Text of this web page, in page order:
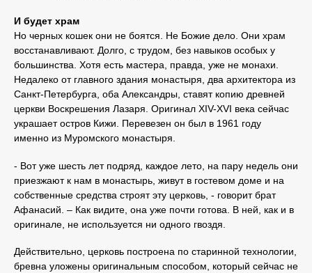
И будет храм
Но черных кошек они не боятся. Не Божие дело. Они храм
восстанавливают. Долго, с трудом, без навыков особых у
большинства. Хотя есть мастера, правда, уже не монахи.
Недалеко от главного здания монастыря, два архитектора из
Санкт-Петербурга, оба Александры, ставят копию древней
церкви Воскрешения Лазаря. Оригинал XIV-XVI века сейчас
украшает остров Кижи. Перевезен он был в 1961 году
именно из Муромского монастыря.
- Вот уже шесть лет подряд, каждое лето, на пару недель они
приезжают к нам в монастырь, живут в гостевом доме и на
собственные средства строят эту церковь, - говорит брат
Афанасий. – Как видите, она уже почти готова. В ней, как и в
оригинале, не используется ни одного гвоздя.
Действительно, церковь построена по старинной технологии,
бревна уложены оригинальным способом, который сейчас не